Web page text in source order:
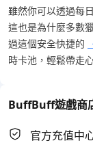
雖然你可以透過每
這也是為什麼多數
過這個安全快捷的
時卡池，輕鬆帶走
BuffBuff遊戲商
官方充值中